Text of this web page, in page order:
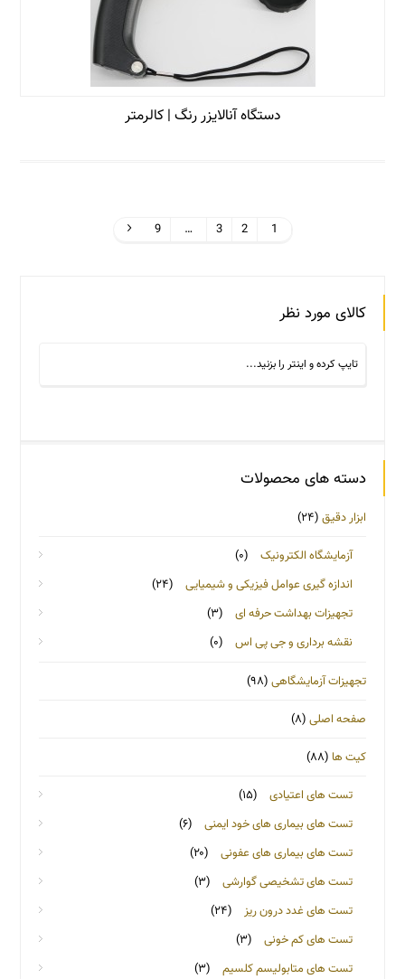
دستگاه آنالایزر رنگ | کالرمتر
1
2
3
…
9
کالای مورد نظر
دسته های محصولات
ابزار دقیق (۲۴)
آزمایشگاه الکترونیک
(۰)
اندازه گیری عوامل فیزیکی و شیمیایی
(۲۴)
تجهیزات بهداشت حرفه ای
(۳)
نقشه برداری و جی پی اس
(۰)
تجهیزات آزمایشگاهی (۹۸)
صفحه اصلی (۸)
کیت ها (۸۸)
تست های اعتیادی
(۱۵)
تست های بیماری های خود ایمنی
(۶)
تست های بیماری های عفونی
(۲۰)
تست های تشخیصی گوارشی
(۳)
تست های غدد درون ریز
(۲۴)
تست های کم خونی
(۳)
تست های متابولیسم کلسیم
(۳)